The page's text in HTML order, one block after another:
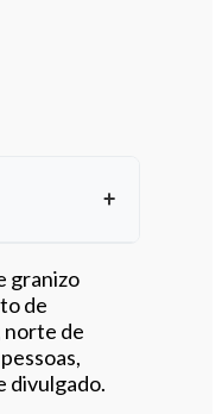
granizo
de
norte de
divulgado.